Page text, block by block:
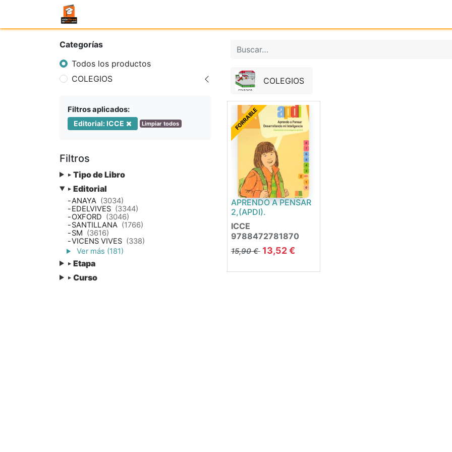
Categorías
Todos los productos
COLEGIOS
Filtros aplicados:
Editorial: ICCE Limpiar todos
Filtros
▸ Tipo de Libro
▸ Editorial
-ANAYA (3034)
-EDELVIVES (3344)
-OXFORD (3046)
-SANTILLANA (1766)
-SM (3616)
-VICENS VIVES (338)
Ver más (181)
▸ Etapa
▸ Curso
COLEGIOS
FORRABLE
APRENDO A PENSAR
2,(APDI).
ICCE
9788472781870
15,90€ 13,52€